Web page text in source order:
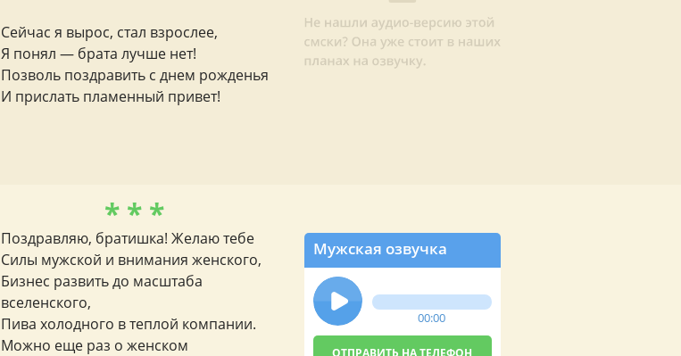
Сейчас я вырос, стал взрослее,
Я понял — брата лучше нет!
Позволь поздравить с днем рожденья
И прислать пламенный привет!
* * *
Поздравляю, братишка! Желаю тебе
Силы мужской и внимания женского,
Бизнес развить до масштаба
вселенского,
Пива холодного в теплой компании.
Можно еще раз о женском
Мужская озвучка
00:00